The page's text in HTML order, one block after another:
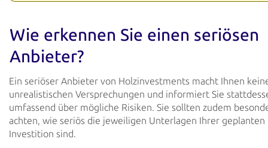
Wie erkennen Sie einen seriösen
Anbieter?
Ein seriöser Anbieter von Holzinvestments macht Ihnen
unrealistischen Versprechungen und informiert Sie
umfassend über mögliche Risiken. Sie sollten zudem
achten, wie seriös die jeweiligen Unterlagen Ihrer geplanten
Investition sind.